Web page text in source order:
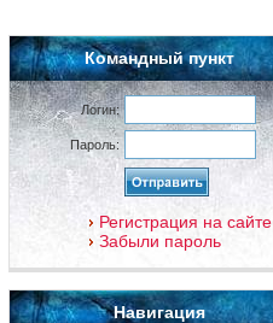
Командный пункт
Логин:
Пароль:
Регистрация на сайте
Забыли пароль
Навигация